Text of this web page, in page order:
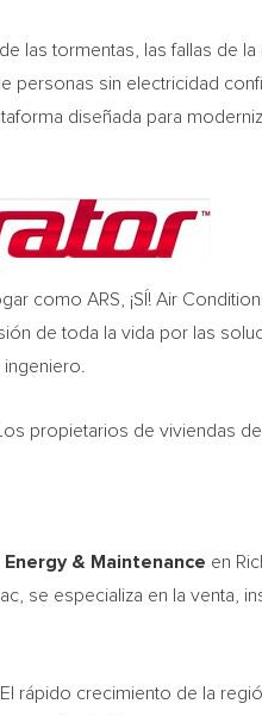
las tormentas, las fallas de
sin electricidad
diseñada para
ARS, ¡SÍ! Air
de toda la vida por las
propietarios de viviendas de
& Maintenance en
se especializa en la venta,
rápido crecimiento de la